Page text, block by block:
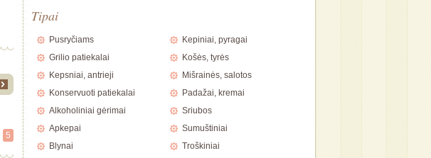
Malta mėsa
tešloje
medumi
5
Tipai
Pusryčiams
Grilio patiekalai
Kepsniai, antrieji
Konservuoti patiekalai
Alkoholiniai gėrimai
Apkepai
Blynai
Kepiniai, pyragai
Košės, tyrės
Mišrainės, salotos
Padažai, kremai
Sriubos
Sumuštiniai
Troškiniai